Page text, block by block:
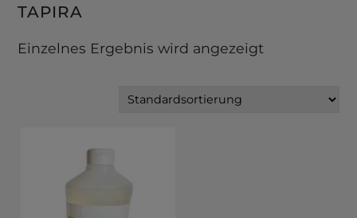
TAPIRA
Einzelnes Ergebnis wird angezeigt